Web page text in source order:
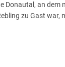
Donautal, an dem
zu Gast war,